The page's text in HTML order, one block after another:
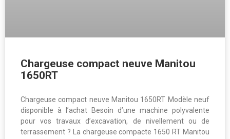
Chargeuse compact neuve Manitou
1650RT
Chargeuse compact neuve Manitou 1650RT Modèle neuf
disponible à l’achat​ Besoin d’une machine polyvalente
pour vos travaux d’excavation, de nivellement ou de
terrassement ? La chargeuse compacte 1650 RT Manitou